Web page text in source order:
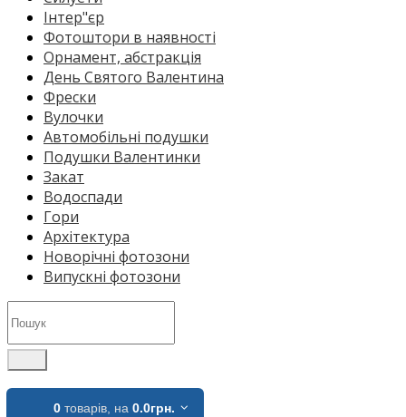
Інтер"єр
Фотоштори в наявності
Орнамент, абстракція
День Святого Валентина
Фрески
Вулочки
Автомобільні подушки
Подушки Валентинки
Закат
Водоспади
Гори
Архітектура
Новорічні фотозони
Випускні фотозони
0 товарів, на 0.0грн.